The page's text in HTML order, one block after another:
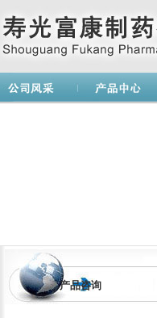
产品咨询